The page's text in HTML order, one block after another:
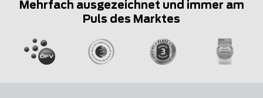
Mehrfach ausgezeichnet und immer am
Puls des Marktes